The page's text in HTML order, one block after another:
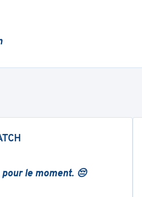
le moment. 😔